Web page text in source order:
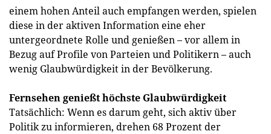
einem hohen Anteil auch empfangen werden, spielen
diese in der aktiven Information eine eher
untergeordnete Rolle und genießen – vor allem in
Bezug auf Profile von Parteien und Politikern – auch
wenig Glaubwürdigkeit in der Bevölkerung.
Fernsehen genießt höchste Glaubwürdigkeit
Tatsächlich: Wenn es darum geht, sich aktiv über
Politik zu informieren, drehen 68 Prozent der